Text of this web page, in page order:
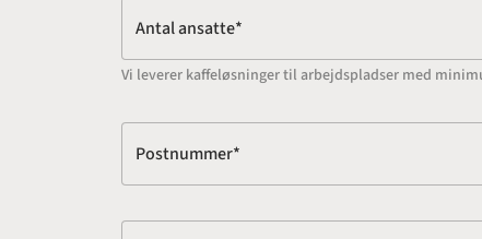
Antal ansatte*
Vi leverer kaffeløsninger til arbejdspladser med
Postnummer*